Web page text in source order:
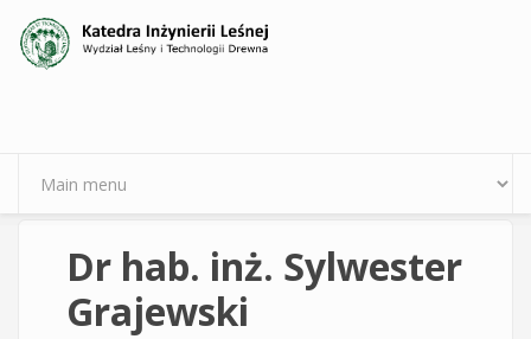
Przejdź do treści
Dr hab. inż. Sylwester
Grajewski